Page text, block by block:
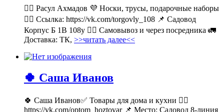
💁‍♂ Расул Ахмадов 💜 Носки, трусы, подарочные наборы
👉🏻 Ссылка: https://vk.com/torgovly_108 📌 Садовод
Корпус Б 1В 108у 🚶‍♂ Самовывоз и через посредника 🚛
Доставка: ТК, >>читать далее<<
🍀 Саша Иванов
🍀 Саша Иванов✅ Товары для дома и кухни 👉🏻
https://vk.com/optom_hoztovar 📌 Место: Садовод 8-линия